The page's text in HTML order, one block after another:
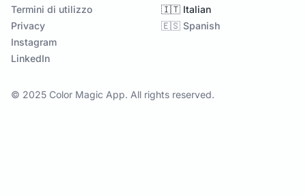
Termini di utilizzo
Privacy
Instagram
LinkedIn
🇮🇹 Italian
🇪🇸 Spanish
© 2025 Color Magic App. All rights reserved.